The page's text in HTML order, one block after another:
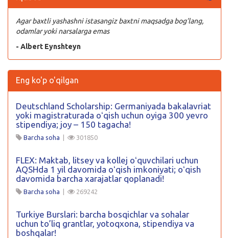
Agar baxtli yashashni istasangiz baxtni maqsadga bog’lang,
odamlar yoki narsalarga emas
- Albert Eynshteyn
Eng ko'p o'qilgan
Deutschland Scholarship: Germaniyada bakalavriat
yoki magistraturada oʻqish uchun oyiga 300 yevro
stipendiya; joy – 150 tagacha!
Barcha soha | 301850
FLEX: Maktab, litsey va kollej oʻquvchilari uchun
AQSHda 1 yil davomida oʻqish imkoniyati; oʻqish
davomida barcha xarajatlar qoplanadi!
Barcha soha | 269242
Turkiye Burslari: barcha bosqichlar va sohalar
uchun to’liq grantlar, yotoqxona, stipendiya va
boshqalar!